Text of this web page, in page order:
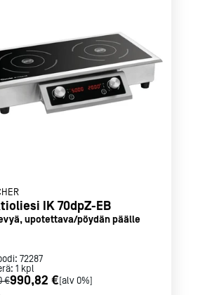
IK 70dpZ-EB
upotettava/pöydän päälle
72287
1 kpl
€990,82 €[alv 0%]